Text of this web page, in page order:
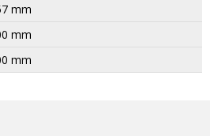
mm
mm
mm